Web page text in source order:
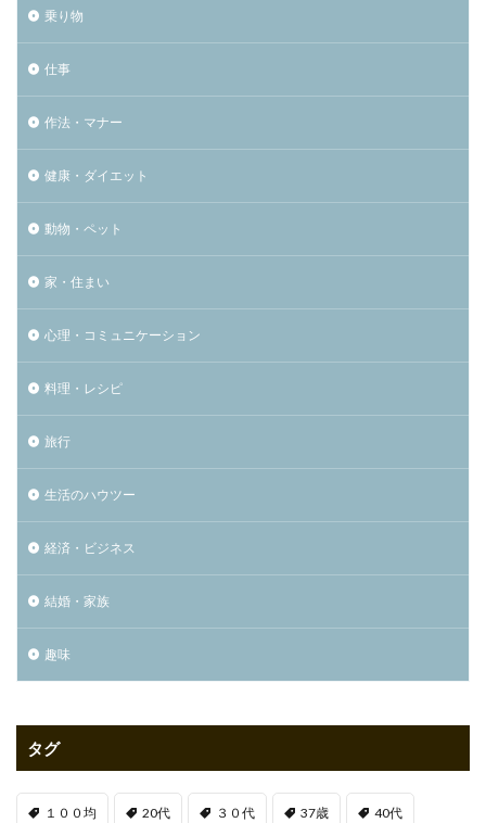
乗り物
仕事
作法・マナー
健康・ダイエット
動物・ペット
家・住まい
心理・コミュニケーション
料理・レシピ
旅行
生活のハウツー
経済・ビジネス
結婚・家族
趣味
タグ
１００均 20代 ３０代 37歳 40代